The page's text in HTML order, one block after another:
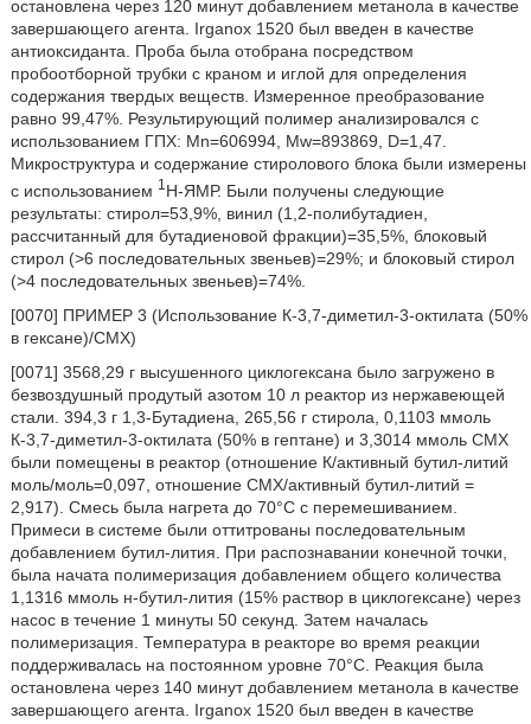
остановлена через 120 минут добавлением метанола в качестве
завершающего агента. Irganox 1520 был введен в качестве
антиоксиданта. Проба была отобрана посредством
пробоотборной трубки с краном и иглой для определения
содержания твердых веществ. Измеренное преобразование
равно 99,47%. Результирующий полимер анализировался с
использованием ГПХ: Mn=606994, Mw=893869, D=1,47.
Микроструктура и содержание стиролового блока были измерены
с использованием 1 H-ЯМР. Были получены следующие
результаты: стирол=53,9%, винил (1,2-полибутадиен,
рассчитанный для бутадиеновой фракции)=35,5%, блоковый
стирол (>6 последовательных звеньев)=29%; и блоковый стирол
(>4 последовательных звеньев)=74%.
[0070] ПРИМЕР 3 (Использование К-3,7-диметил-3-октилата (50%
в гексане)/СМХ)
[0071] 3568,29 г высушенного циклогексана было загружено в
безвоздушный продутый азотом 10 л реактор из нержавеющей
стали. 394,3 г 1,3-Бутадиена, 265,56 г стирола, 0,1103 ммоль
К-3,7-диметил-3-октилата (50% в гептане) и 3,3014 ммоль СМХ
были помещены в реактор (отношение К/активный бутил-литий
моль/моль=0,097, отношение СМХ/активный бутил-литий =
2,917). Смесь была нагрета до 70°С с перемешиванием.
Примеси в системе были оттитрованы последовательным
добавлением бутил-лития. При распознавании конечной точки,
была начата полимеризация добавлением общего количества
1,1316 ммоль н-бутил-лития (15% раствор в циклогексане) через
насос в течение 1 минуты 50 секунд. Затем началась
полимеризация. Температура в реакторе во время реакции
поддерживалась на постоянном уровне 70°C. Реакция была
остановлена через 140 минут добавлением метанола в качестве
завершающего агента. Irganox 1520 был введен в качестве